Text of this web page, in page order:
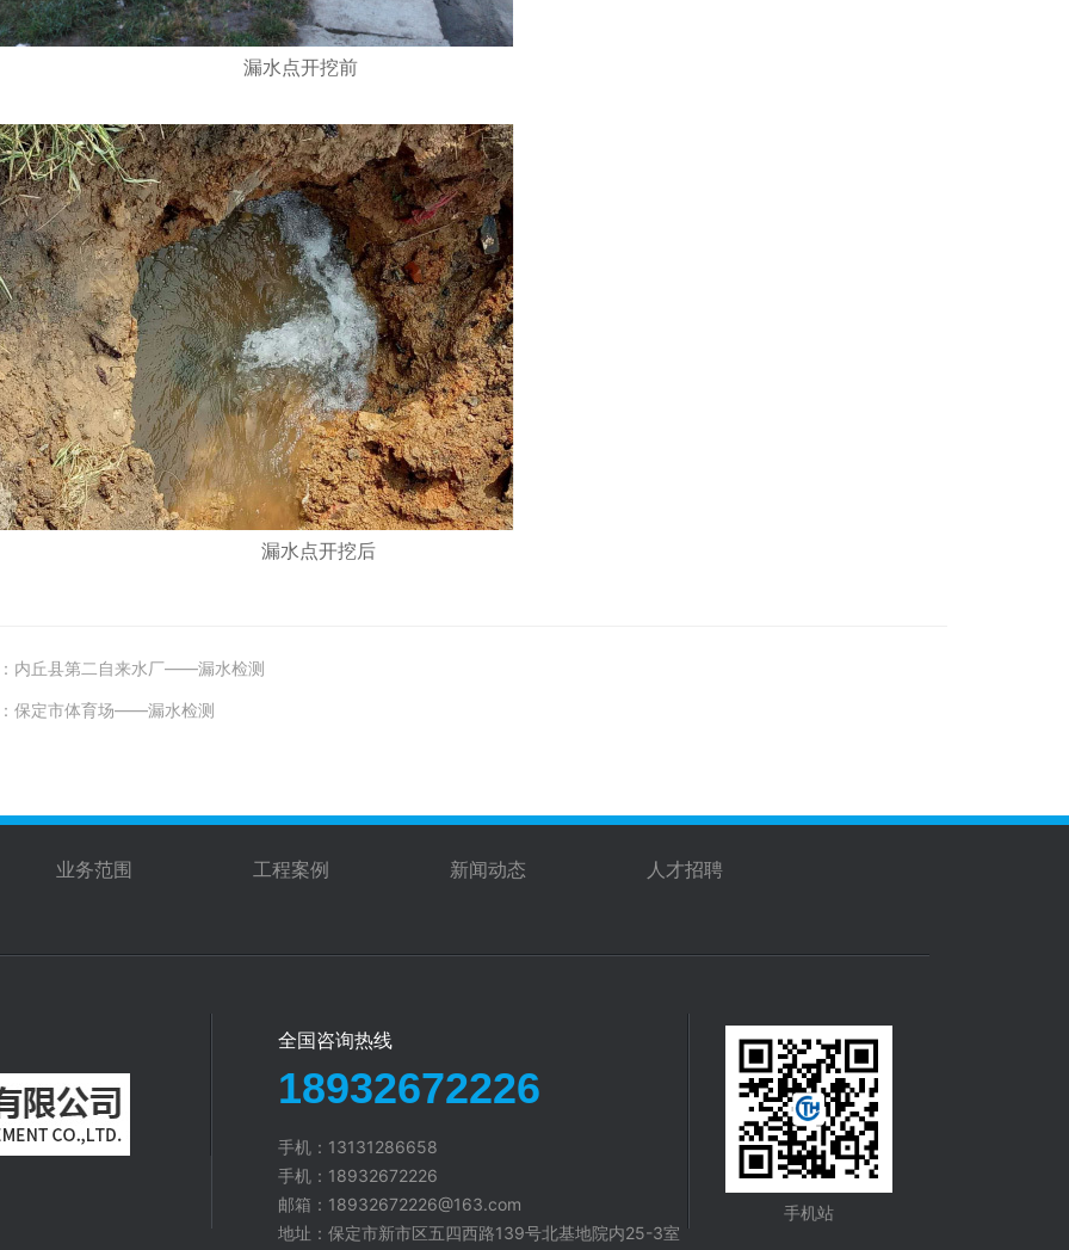
点开挖前
点开挖后
内丘县第二自来水厂——漏水检测
保定市体育场——漏水检测
业务范围 工程案例 新闻动态 人才招聘
全国咨询热线
18932672226
手机：13131286658
手机：18932672226
邮箱：18932672226@163.com
地址：保定市新市区五四西路139号北基地院内25-3室
手机站